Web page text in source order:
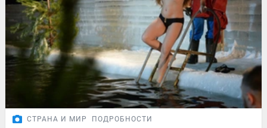
СТРАНА И МИР ПОДРОБНОСТИ